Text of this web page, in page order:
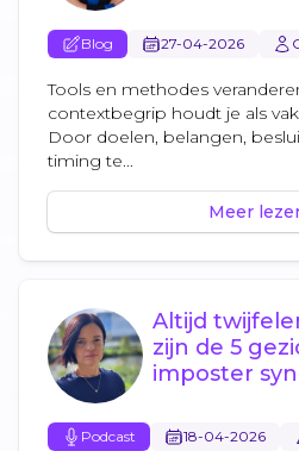
Blog 27-04-2026
Tools en methodes
contextbegrip houdt je als
Door doelen, belangen,
timing te...
Meer
Altijd
zijn de 5
imposter
Podcast 18-04-2026